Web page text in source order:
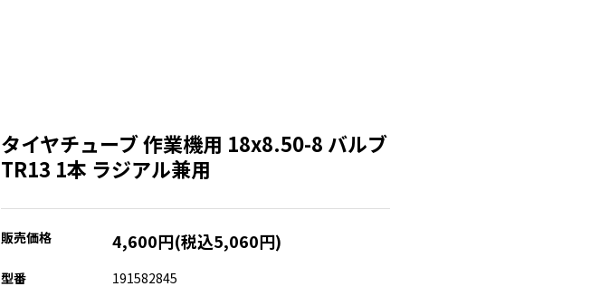
タイヤチューブ 作業機用 18x8.50-8 バルブ
TR13 1本 ラジアル兼用
販売価格 4,600円(税込5,060円)
型番 191582845